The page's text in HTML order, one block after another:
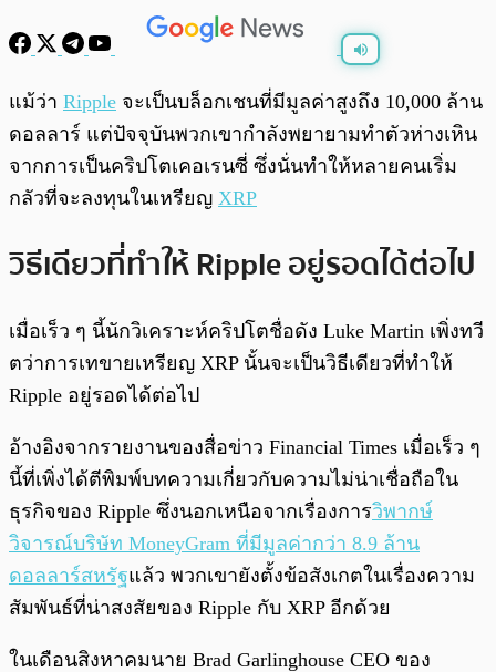
แม้ว่า Ripple จะเป็นบล็อกเชนที่มีมูลค่าสูงถึง 10,000 ล้าน
ดอลลาร์ แต่ปัจจุบันพวกเขากำลังพยายามทำตัวห่างเหิน
จากการเป็นคริปโตเคอเรนซี่ ซึ่งนั่นทำให้หลายคนเริ่ม
กลัวที่จะลงทุนในเหรียญ XRP
วิธีเดียวที่ทำให้ Ripple อยู่รอดได้ต่อไป
เมื่อเร็ว ๆ นี้นักวิเคราะห์คริปโตชื่อดัง Luke Martin เพิ่งทวี
ตว่าการเทขายเหรียญ XRP นั้นจะเป็นวิธีเดียวที่ทำให้
Ripple อยู่รอดได้ต่อไป
อ้างอิงจากรายงานของสื่อข่าว Financial Times เมื่อเร็ว ๆ
นี้ที่เพิ่งได้ตีพิมพ์บทความเกี่ยวกับความไม่น่าเชื่อถือใน
ธุรกิจของ Ripple ซึ่งนอกเหนือจากเรื่องการวิพากษ์
วิจารณ์บริษัท MoneyGram ที่มีมูลค่ากว่า 8.9 ล้าน
ดอลลาร์สหรัฐแล้ว พวกเขายังตั้งข้อสังเกตในเรื่องความ
สัมพันธ์ที่น่าสงสัยของ Ripple กับ XRP อีกด้วย
ในเดือนสิงหาคมนาย Brad Garlinghouse CEO ของ